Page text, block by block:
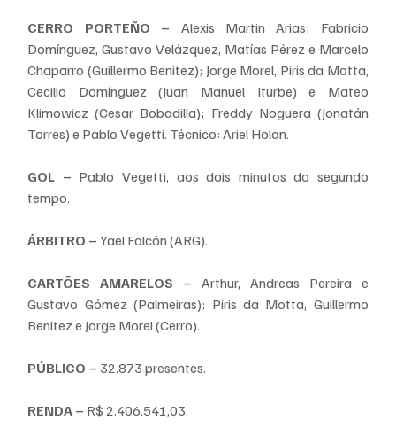
CERRO PORTEÑO – Alexis Martin Arias; Fabricio
Domínguez, Gustavo Velázquez, Matías Pérez e Marcelo
Chaparro (Guillermo Benitez); Jorge Morel, Piris da Motta,
Cecilio Domínguez (Juan Manuel Iturbe) e Mateo
Klimowicz (Cesar Bobadilla); Freddy Noguera (Jonatán
Torres) e Pablo Vegetti. Técnico: Ariel Holan.
GOL – Pablo Vegetti, aos dois minutos do segundo
tempo.
ÁRBITRO – Yael Falcón (ARG).
CARTÕES AMARELOS – Arthur, Andreas Pereira e
Gustavo Gómez (Palmeiras); Piris da Motta, Guillermo
Benitez e Jorge Morel (Cerro).
PÚBLICO – 32.873 presentes.
RENDA – R$ 2.406.541,03.